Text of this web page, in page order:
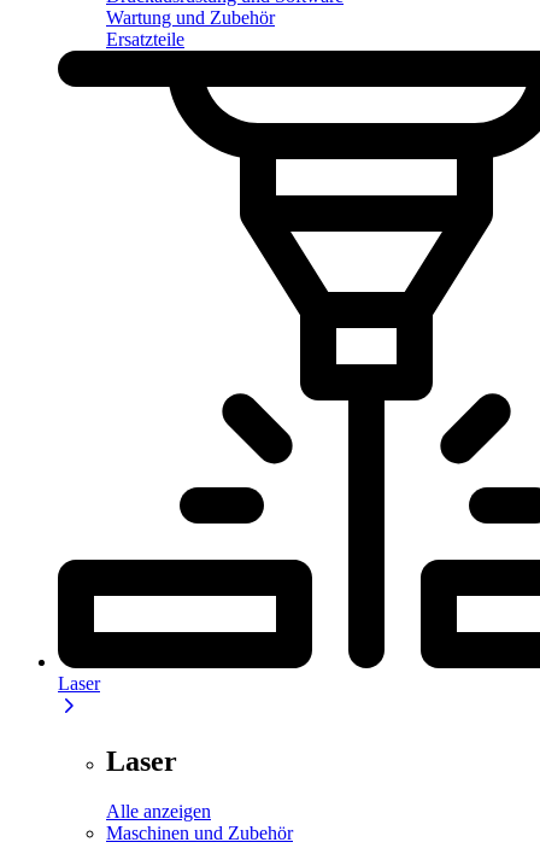
Wartung und Zubehör
Ersatzteile
Laser
Laser
Alle anzeigen
Maschinen und Zubehör